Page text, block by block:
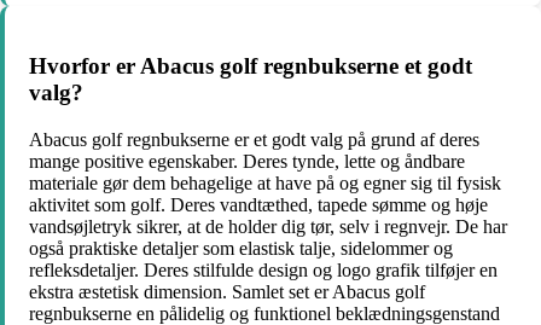
Hvorfor er Abacus golf regnbukserne et godt
valg?
Abacus golf regnbukserne er et godt valg på grund af deres
mange positive egenskaber. Deres tynde, lette og åndbare
materiale gør dem behagelige at have på og egner sig til fysisk
aktivitet som golf. Deres vandtæthed, tapede sømme og høje
vandsøjletryk sikrer, at de holder dig tør, selv i regnvejr. De har
også praktiske detaljer som elastisk talje, sidelommer og
refleksdetaljer. Deres stilfulde design og logo grafik tilføjer en
ekstra æstetisk dimension. Samlet set er Abacus golf
regnbukserne en pålidelig og funktionel beklædningsgenstand